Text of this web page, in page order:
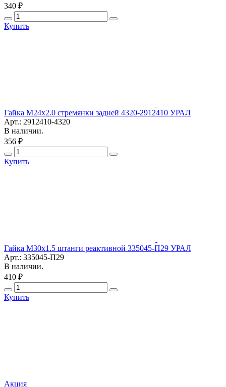
340 ₽
Купить
Гайка М24х2.0 стремянки задней 4320-2912410 УРАЛ
Арт.: 2912410-4320
В наличии.
356 ₽
Купить
Гайка М30х1.5 штанги реактивной 335045-П29 УРАЛ
Арт.: 335045-П29
В наличии.
410 ₽
Купить
Акция